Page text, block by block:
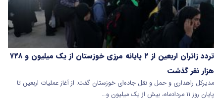
تردد زائران اربعین از ۲ پایانه مرزی خوزستان از یک میلیون و ۷۲۸
هزار نفر گذشت
مدیرکل راهداری و حمل‌ و نقل جاده‌ای خوزستان گفت: از آغاز عملیات اربعین تا
پایان روز ۱۱ مردادماه، بیش از یک میلیون و…